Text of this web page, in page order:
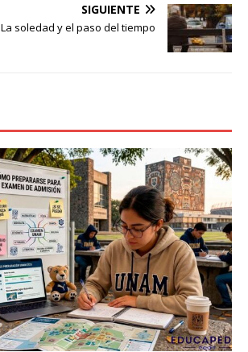
SIGUIENTE
La soledad y el paso del tiempo